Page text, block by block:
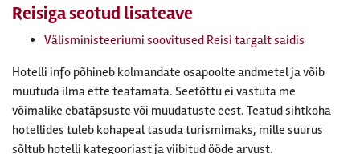
Reisiga seotud lisateave
Välisministeeriumi soovitused Reisi targalt saidis
Hotelli info põhineb kolmandate osapoolte andmetel ja võib
muutuda ilma ette teatamata. Seetõttu ei vastuta me
võimalike ebatäpsuste või muudatuste eest. Teatud sihtkoha
hotellides tuleb kohapeal tasuda turismimaks, mille suurus
sõltub hotelli kategooriast ja viibitud ööde arvust.